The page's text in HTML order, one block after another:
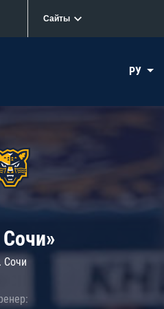
Сайты
РУ
Сочи